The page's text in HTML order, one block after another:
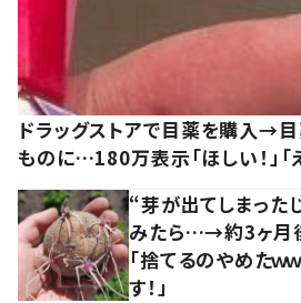
ドラッグストアで目薬を購入→
ものに…180万表示「ほしい！」「え
“芽が出てしまった
みたら…→約3ヶ月
「捨てるのやめたｗ
す！」